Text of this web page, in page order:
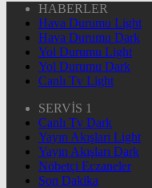
HABERLER
Hava Durumu Light
Hava Durumu Dark
Yol Durumu Light
Yol Durumu Dark
Canlı Tv Light
SERVİS 1
Canlı Tv Dark
Yayın Akışları Light
Yayın Akışları Dark
Nöbetçi Eczaneler
Son Dakika